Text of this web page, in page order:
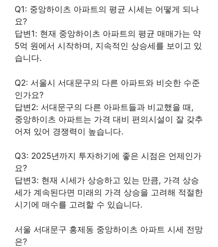
Q1: 중앙하이츠 아파트의 평균 시세는 어떻게 되나
요?
답변1: 현재 중앙하이츠 아파트의 평균 매매가는 약
5억 원에서 시작하며, 지속적인 상승세를 보이고 있
습니다.
Q2: 서울시 서대문구의 다른 아파트와 비슷한 수준
인가요?
답변2: 서대문구의 다른 아파트들과 비교했을 때,
중앙하이츠 아파트는 가격 대비 편의시설이 잘 갖추
어져 있어 경쟁력이 높습니다.
Q3: 2025년까지 투자하기에 좋은 시점은 언제인가
요?
답변3: 현재 시세가 상승하고 있는 만큼, 가격 상승
세가 계속된다면 미래의 가격 상승을 고려해 적절한
시기에 매수를 고려할 수 있습니다.
서울 서대문구 홍제동 중앙하이츠 아파트 시세 전망
은?